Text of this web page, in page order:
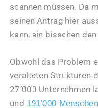
scannen müssen. Da
seinen Antrag hier
kann, ein bisschen
Obwohl das Problem
veralteten Strukturen
27’000 Unternehmen
und 191’000 Menschen